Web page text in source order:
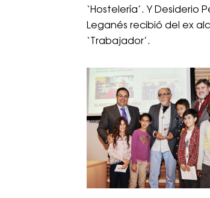
‘Hostelería’. Y
Leganés recibió del ex
‘Trabajador’.